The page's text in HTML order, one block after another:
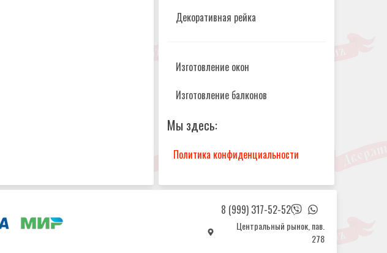
Декоративная рейка
Изготовление окон
Изготовление балконов
Мы здесь:
Политика конфиденциальности
8 (999) 317-52-52
Центральный рынок, пав.
278